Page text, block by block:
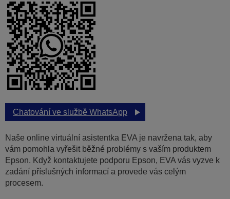
Chatování ve službě WhatsApp
Naše online virtuální asistentka EVA je navržena tak, aby
vám pomohla vyřešit běžné problémy s vaším produktem
Epson. Když kontaktujete podporu Epson, EVA vás vyzve k
zadání příslušných informací a provede vás celým
procesem.